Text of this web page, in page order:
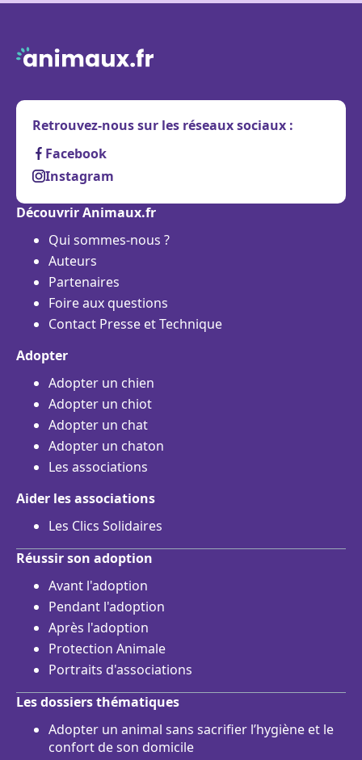
Retrouvez-nous sur les réseaux sociaux :
Facebook
Instagram
Découvrir Animaux.fr
Qui sommes-nous ?
Auteurs
Partenaires
Foire aux questions
Contact Presse et Technique
Adopter
Adopter un chien
Adopter un chiot
Adopter un chat
Adopter un chaton
Les associations
Aider les associations
Les Clics Solidaires
Réussir son adoption
Avant l'adoption
Pendant l'adoption
Après l'adoption
Protection Animale
Portraits d'associations
Les dossiers thématiques
Adopter un animal sans sacrifier l’hygiène et le
confort de son domicile